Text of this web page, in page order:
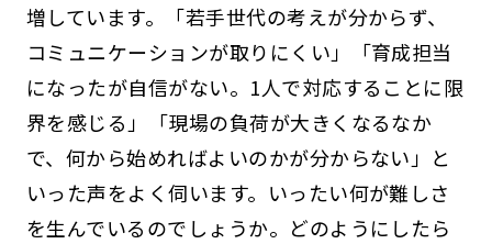
増しています。「若手世代の考えが分からず、
コミュニケーションが取りにくい」「育成担当
になったが自信がない。1人で対応することに限
界を感じる」「現場の負荷が大きくなるなか
で、何から始めればよいのかが分からない」と
いった声をよく伺います。いったい何が難しさ
を生んでいるのでしょうか。どのようにしたら